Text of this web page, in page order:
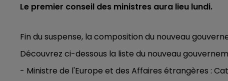
Le premier conseil des ministres aura lieu lundi.
Fin du suspense, la composition du nouveau
Découvrez ci-dessous la liste du nouveau
- Ministre de l'Europe et des Affaires étrangères :